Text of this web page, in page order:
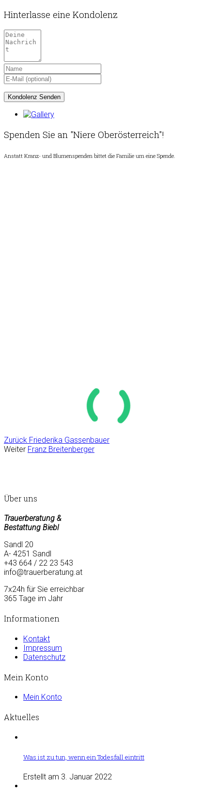
Hinterlasse eine Kondolenz
Spenden Sie an "Niere Oberösterreich"!
Anstatt Kranz- und Blumenspenden bittet die Familie um eine Spende.
Zurück Friederika Gassenbauer
Weiter Franz Breitenberger
Über uns
Trauerberatung &
Bestattung Biebl
Sandl 20
A- 4251 Sandl
+43 664 / 22 23 543
info@trauerberatung.at
7x24h für Sie erreichbar
365 Tage im Jahr
Informationen
Kontakt
Impressum
Datenschutz
Mein Konto
Mein Konto
Aktuelles
Was ist zu tun, wenn ein Todesfall eintritt
Erstellt am 3. Januar 2022